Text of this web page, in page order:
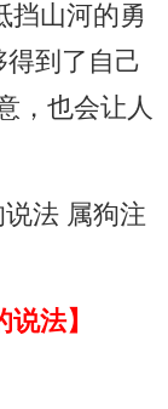
挡山河的勇
到了自己
，也会让人
法】